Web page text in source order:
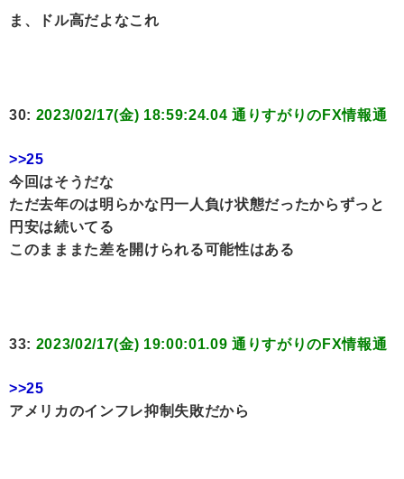
ま、ドル高だよなこれ
30: 2023/02/17(金) 18:59:24.04 通りすがりのFX情報通
>>25
今回はそうだな
ただ去年のは明らかな円一人負け状態だったからずっと
円安は続いてる
このまままた差を開けられる可能性はある
33: 2023/02/17(金) 19:00:01.09 通りすがりのFX情報通
>>25
アメリカのインフレ抑制失敗だから